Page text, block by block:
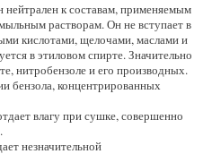
к составам, применяемым
растворам. Он не вступает в
кислотами, щелочами, маслами и
в этиловом спирте. Значительно
нитробензоле и его производных.
бензола, концентрированных
влагу при сушке, совершенно
незначительной